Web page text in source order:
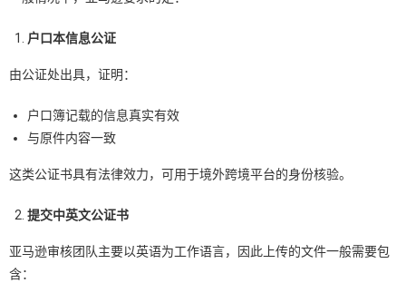
户口本信息公证
由公证处出具，证明：
户口簿记载的信息真实有效
与原件内容一致
这类公证书具有法律效力，可用于境外跨境平台的身份核验。
提交中英文公证书
亚马逊审核团队主要以英语为工作语言，因此上传的文件一般需要包
含：